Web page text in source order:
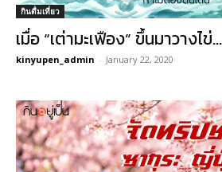
กินดื่มเที่ยว
เมื่อ “เต่ามะเฟือง” ขึ้นมาวางไ
kinyupen_admin - January 22, 2020